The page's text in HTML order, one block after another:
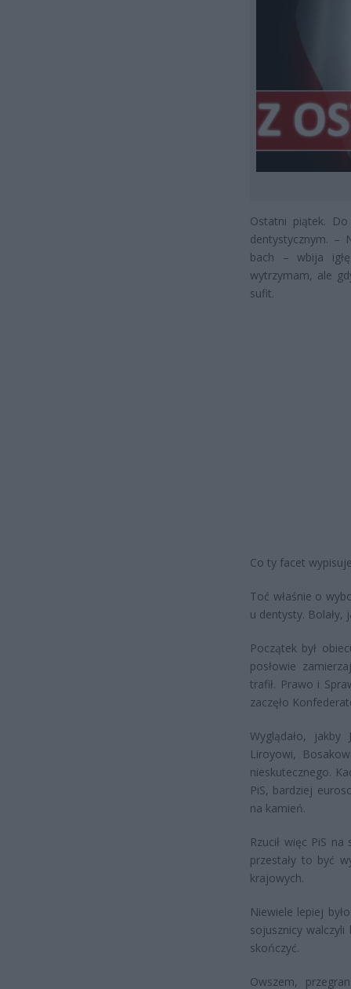
Ostatni piątek.
dentystycznym. –
bach – wbija
wytrzymam, ale
sufit.
Co ty facet
Toć właśnie o
u dentysty. Bolały,
Początek był
posłowie
trafił. Prawo i
zaczęło
Wyglądało, jakby
Liroyowi,
nieskutecznego.
PiS, bardziej
na kamień.
Rzucił więc PiS
przestały to być
krajowych.
Niewiele lepiej
sojusznicy
skończyć.
Owszem,